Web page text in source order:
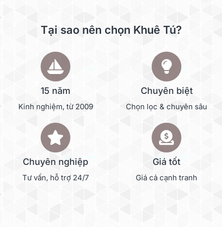
Tại sao nên chọn Khuê Tú?
15 năm
Kinh nghiệm, từ 2009
Chuyên biệt
Chọn lọc & chuyên sâu
Chuyên nghiệp
Tư vấn, hỗ trợ 24/7
Giá tốt
Giá cả cạnh tranh